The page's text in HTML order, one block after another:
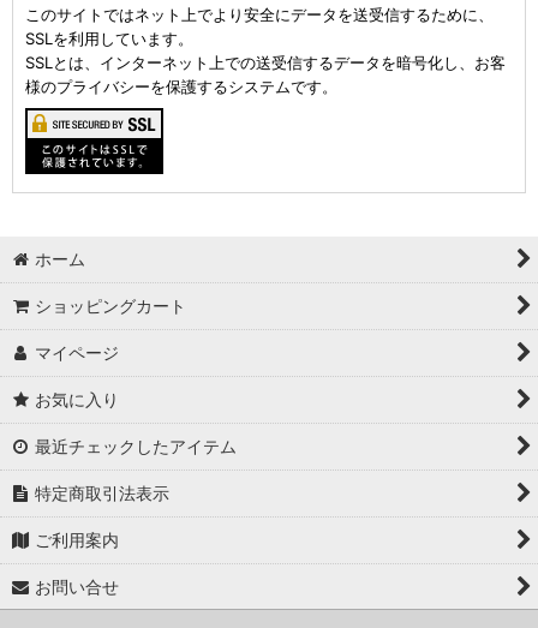
このサイトではネット上でより安全にデータを送受信するために、
SSLを利用しています。
SSLとは、インターネット上での送受信するデータを暗号化し、お客
様のプライバシーを保護するシステムです。
ホーム
ショッピングカート
マイページ
お気に入り
最近チェックしたアイテム
特定商取引法表示
ご利用案内
お問い合せ